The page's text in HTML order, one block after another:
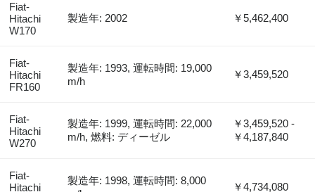
Fiat-
Hitachi
W170
製造年: 2002 ￥5,462,400
Fiat-
Hitachi
FR160
製造年: 1993, 運転時間: 19,000
m/h
￥3,459,520
Fiat-
Hitachi
W270
製造年: 1999, 運転時間: 22,000
m/h, 燃料: ディーゼル
￥3,459,520 -
￥4,187,840
Fiat-
Hitachi
製造年: 1998, 運転時間: 8,000
￥4,734,080